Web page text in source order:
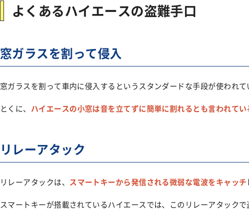
よくあるハイエースの盗難手口
窓ガラスを割って侵入
窓ガラスを割って車内に侵入するというスタンダードな手段が使われて
とくに、 ハイエースの小窓は音を立てずに簡単に割れるとも言われてい
リレーアタック
リレーアタックは、 スマートキーから発信される微弱な電波をキャッチ
スマートキーが搭載されているハイエースでは、このリレーアタックで